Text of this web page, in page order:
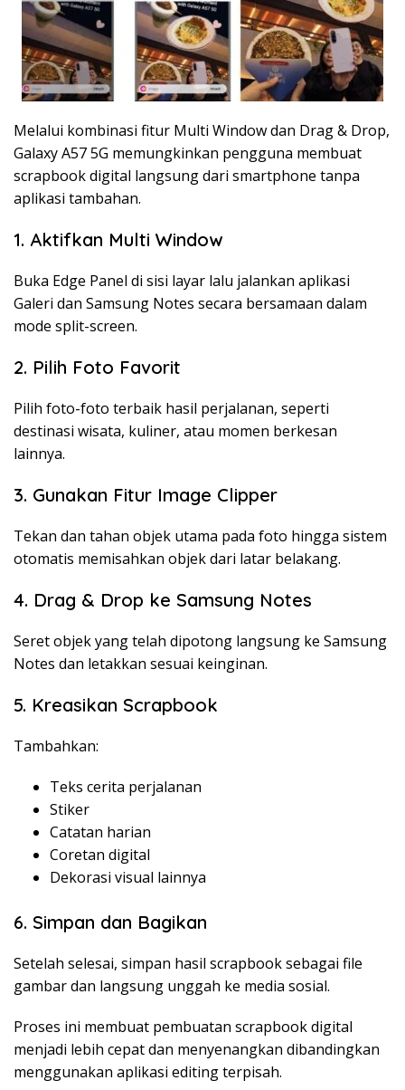
Melalui kombinasi fitur Multi Window dan Drag & Drop,
Galaxy A57 5G memungkinkan pengguna membuat
scrapbook digital langsung dari smartphone tanpa
aplikasi tambahan.
1. Aktifkan Multi Window
Buka Edge Panel di sisi layar lalu jalankan aplikasi
Galeri dan Samsung Notes secara bersamaan dalam
mode split-screen.
2. Pilih Foto Favorit
Pilih foto-foto terbaik hasil perjalanan, seperti
destinasi wisata, kuliner, atau momen berkesan
lainnya.
3. Gunakan Fitur Image Clipper
Tekan dan tahan objek utama pada foto hingga sistem
otomatis memisahkan objek dari latar belakang.
4. Drag & Drop ke Samsung Notes
Seret objek yang telah dipotong langsung ke Samsung
Notes dan letakkan sesuai keinginan.
5. Kreasikan Scrapbook
Tambahkan:
Teks cerita perjalanan
Stiker
Catatan harian
Coretan digital
Dekorasi visual lainnya
6. Simpan dan Bagikan
Setelah selesai, simpan hasil scrapbook sebagai file
gambar dan langsung unggah ke media sosial.
Proses ini membuat pembuatan scrapbook digital
menjadi lebih cepat dan menyenangkan dibandingkan
menggunakan aplikasi editing terpisah.